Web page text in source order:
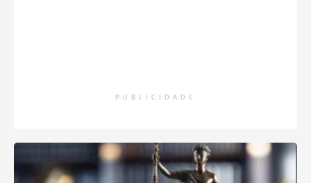
PUBLICIDADE